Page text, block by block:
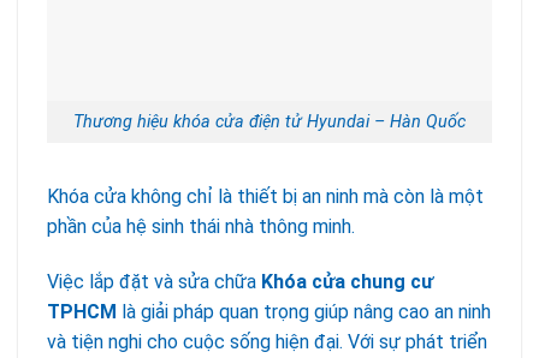
Thương hiệu khóa cửa điện tử Hyundai – Hàn Quốc
Khóa cửa không chỉ là thiết bị an ninh mà còn là một
phần của hệ sinh thái nhà thông minh.
Việc lắp đặt và sửa chữa Khóa cửa chung cư
TPHCM là giải pháp quan trọng giúp nâng cao an ninh
và tiện nghi cho cuộc sống hiện đại. Với sự phát triển